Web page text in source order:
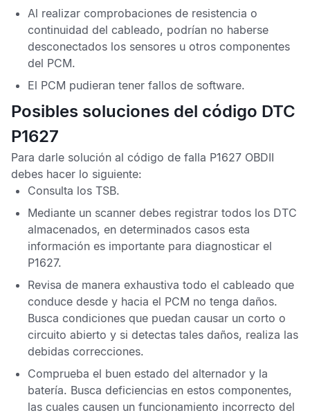
Al realizar comprobaciones de resistencia o
continuidad del cableado, podrían no haberse
desconectados los sensores u otros componentes
del PCM.
El PCM pudieran tener fallos de software.
Posibles soluciones del código DTC
P1627
Para darle solución al código de falla P1627 OBDII
debes hacer lo siguiente:
Consulta los TSB.
Mediante un scanner debes registrar todos los DTC
almacenados, en determinados casos esta
información es importante para diagnosticar el
P1627.
Revisa de manera exhaustiva todo el cableado que
conduce desde y hacia el PCM no tenga daños.
Busca condiciones que puedan causar un corto o
circuito abierto y si detectas tales daños, realiza las
debidas correcciones.
Comprueba el buen estado del alternador y la
batería. Busca deficiencias en estos componentes,
las cuales causen un funcionamiento incorrecto del